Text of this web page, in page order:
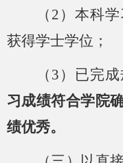
（ 2）本科
获得学士学位；
（ 3）已完
习成绩符合学院
绩优秀。